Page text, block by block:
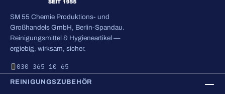
SM 55 Chemie Produktions- und
Großhandels GmbH, Berlin-Spandau.
Reinigungsmittel & Hygieneartikel —
ergiebig, wirksam, sicher.
030 365 10 65
REINIGUNGSZUBEHÖR